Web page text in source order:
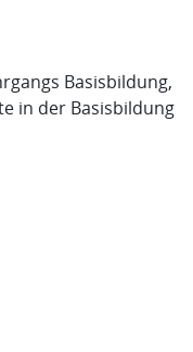
Basisbildung,
in der Basisbildung